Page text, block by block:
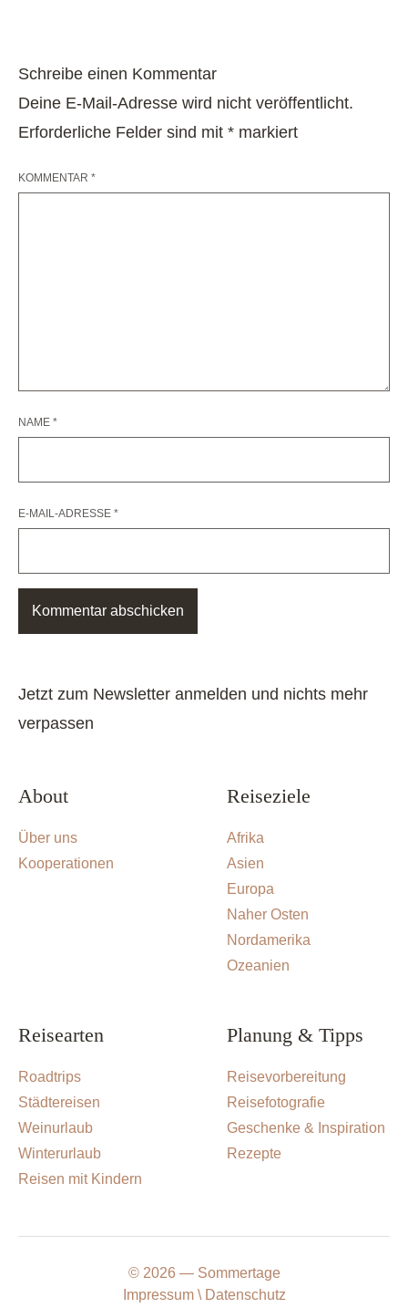
Schreibe einen Kommentar
Deine E-Mail-Adresse wird nicht veröffentlicht.
Erforderliche Felder sind mit * markiert
KOMMENTAR *
NAME *
E-MAIL-ADRESSE *
Jetzt zum Newsletter anmelden und nichts mehr
verpassen
About
Über uns
Kooperationen
Reiseziele
Afrika
Asien
Europa
Naher Osten
Nordamerika
Ozeanien
Reisearten
Roadtrips
Städtereisen
Weinurlaub
Winterurlaub
Reisen mit Kindern
Planung & Tipps
Reisevorbereitung
Reisefotografie
Geschenke & Inspiration
Rezepte
© 2026 — Sommertage
Impressum
Datenschutz